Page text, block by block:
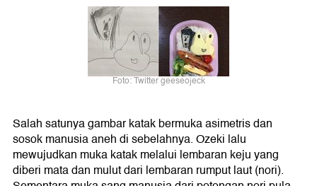
Foto: Twitter geeseojeck
Salah satunya gambar katak bermuka asimetris dan
sosok manusia aneh di sebelahnya. Ozeki lalu
mewujudkan muka katak melalui lembaran keju yang
diberi mata dan mulut dari lembaran rumput laut (nori).